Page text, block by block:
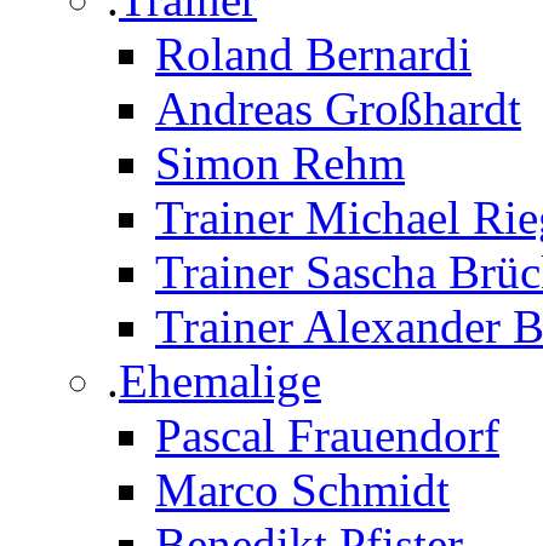
Roland Bernardi
Andreas Großhardt
Simon Rehm
Trainer Michael
Trainer Sascha
Trainer Alexander
.Ehemalige
Pascal Frauendorf
Marco Schmidt